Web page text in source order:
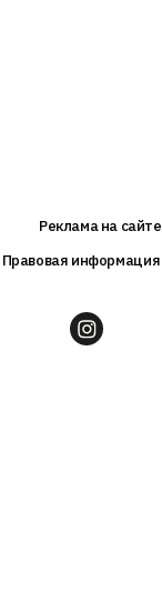
Реклама на сайте
Правовая информация